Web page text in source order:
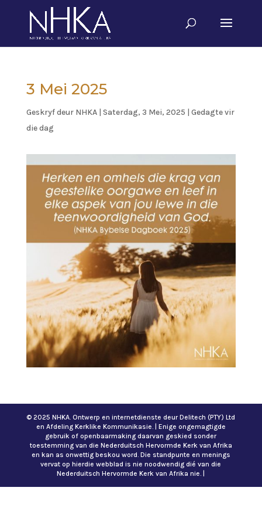
3 Mei 2025
Geskryf deur NHKA| Saterdag, 3 Mei, 2025 | Gedagte vir
die dag
© 2025 NHKA. Ontwerp en internetdienste deur Delitech (PTY) Ltd
en Afdeling Kerklike Kommunikasie. | Enige ongemagtigde
gebruik of openbaarmaking daarvan geskied sonder
toestemming van die Nederduitsch Hervormde Kerk van Afrika
en kan as onwettig beskou word. Die standpunte en menings
vervat op hierdie webblad is nie noodwendig dié van die
Nederduitsch Hervormde Kerk van Afrika nie. |